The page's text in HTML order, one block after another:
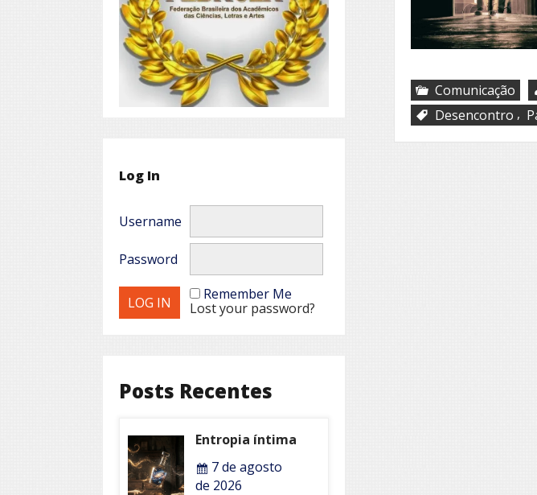
Comunicação
Desencontro ,
Log In
Username
Password
Remember Me
Lost your password?
Posts Recentes
Entropia íntima
7 de agosto
de 2026